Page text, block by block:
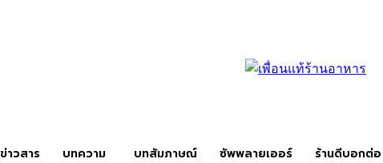
ข่าวสาร บทความ บทสัมภาษณ์ ซัพพลายเออร์ ร้านดีบอกต่อ